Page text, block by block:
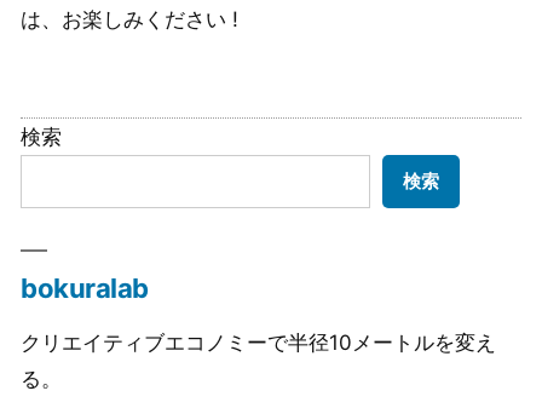
は、お楽しみください !
検索
検索
bokuralab
クリエイティブエコノミーで半径10メートルを変え
る。